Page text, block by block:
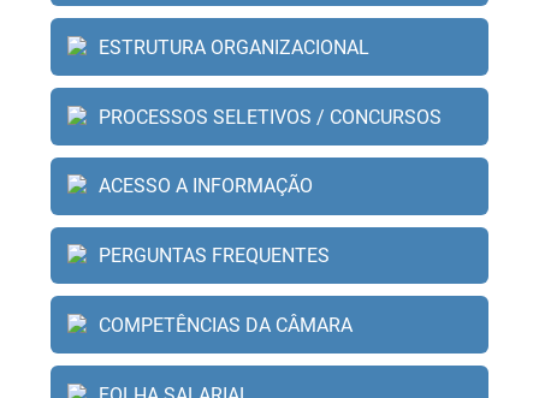
dedicação e o orgulho de cada morador. Vamos
comemorar essa trajetória com muita alegria!
Governo Municipal de Ingaí: Cuidando do presente,
construindo o futuro.
ESTRUTURA ORGANIZACIONAL
PROCESSOS SELETIVOS / CONCURSOS
ACESSO A INFORMAÇÃO
PERGUNTAS FREQUENTES
COMPETÊNCIAS DA CÂMARA